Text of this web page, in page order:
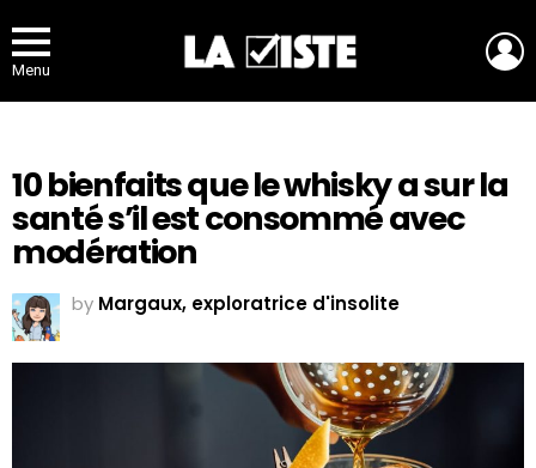
Menu
10 bienfaits que le whisky a sur la
santé s’il est consommé avec
modération
by Margaux, exploratrice d'insolite